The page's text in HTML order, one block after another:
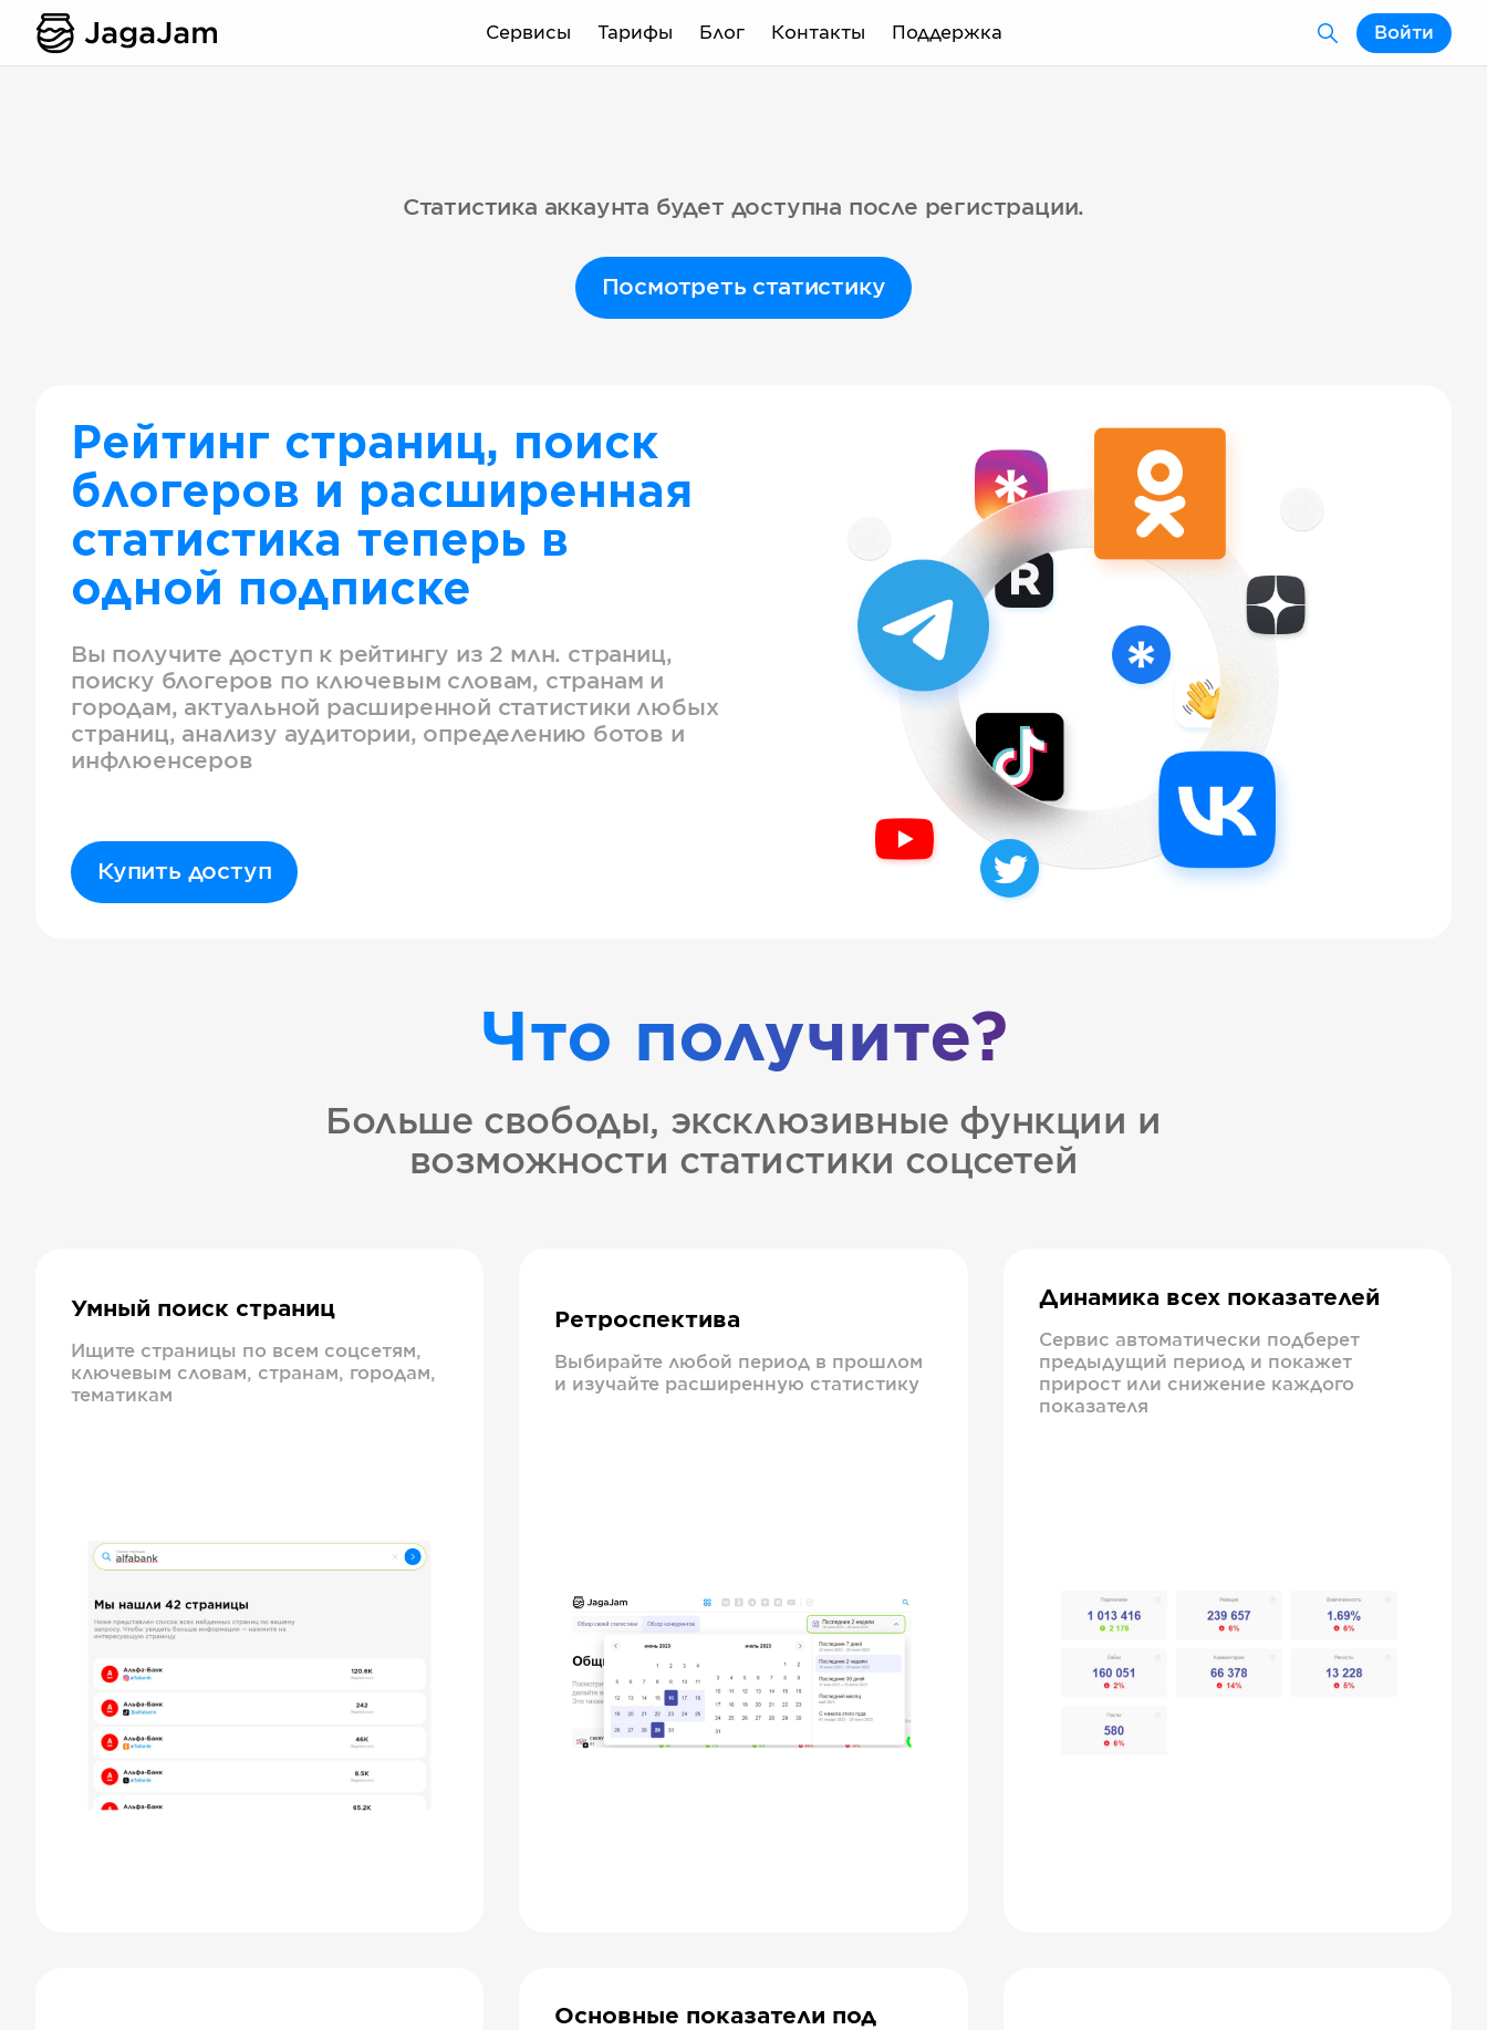
Сервисы Тарифы Блог Контакты Поддержка Войти
Статистика аккаунта будет доступна после регистрации.
Посмотреть статистику
Рейтинг страниц, поиск
блогеров и расширенная
статистика теперь в
одной подписке
Вы получите доступ к рейтингу из 2 млн. страниц,
поиску блогеров по ключевым словам, странам и
городам, актуальной расширенной статистики любых
страниц, анализу аудитории, определению ботов и
инфлюенсеров
Купить доступ
Что получите?
Больше свободы, эксклюзивные функции и
возможности статистики соцсетей
Умный поиск страниц
Ищите страницы по всем соцсетям,
ключевым словам, странам, городам,
тематикам
Ретроспектива
Выбирайте любой период в прошлом
и изучайте расширенную статистику
Динамика всех показателей
Сервис автоматически подберет
предыдущий период и покажет
прирост или снижение каждого
показателя
Основные показатели под